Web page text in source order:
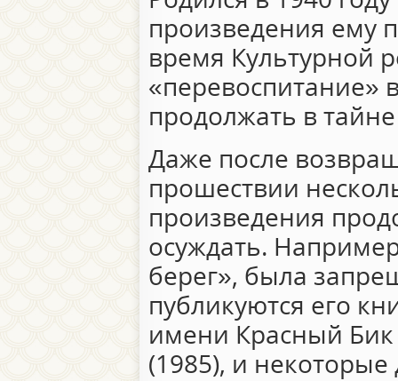
произведения ему
время Культурной
«перевоспитание»
продолжать в
Даже после
прошествии
произведения
осуждать.
берег», была
публикуются его
имени Красный Бик
(1985), и некоторые